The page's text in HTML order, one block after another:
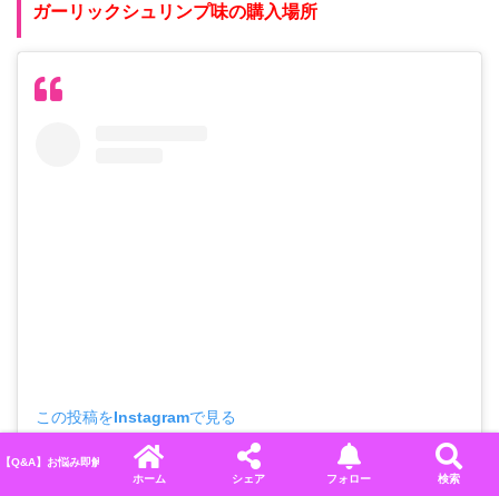
ガーリックシュリンプ味の購入場所
この投稿をInstagramで見る
【Q&A】お悩み即解決！ディズニーに関するよくある質問＆回答まとめ
ホーム
シェア フォロー 検索